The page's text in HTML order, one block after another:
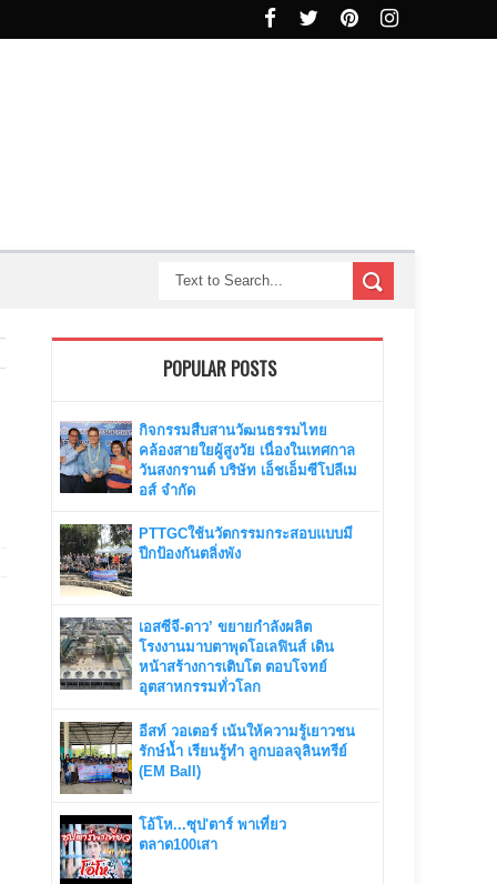
POPULAR POSTS
กิจกรรมสืบสานวัฒนธรรมไทย
คล้องสายใยผู้สูงวัย เนื่องในเทศกาล
วันสงกรานต์ บริษัท เอ็ชเอ็มซีโปลีเม
อส์ จำกัด
PTTGCใช้นวัตกรรมกระสอบแบบมี
ปีกป้องกันตลิ่งพัง
เอสซีจี-ดาว’ ขยายกำลังผลิต
โรงงานมาบตาพุดโอเลฟินส์ เดิน
หน้าสร้างการเติบโต ตอบโจทย์
อุตสาหกรรมทั่วโลก
อีสท์ วอเตอร์ เน้นให้ความรู้เยาวชน
รักษ์น้ำ เรียนรู้ทำ ลูกบอลจุลินทรีย์
(EM Ball)
โอ้โห...ซุป'ตาร์ พาเที่ยว
ตลาด100เสา